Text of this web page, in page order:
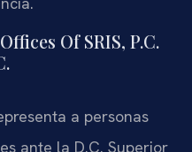
Of SRIS, P.C.
a personas
ante la D.C. Superior